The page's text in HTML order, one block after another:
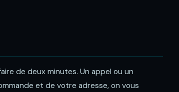
de deux minutes. Un appel ou un
et de votre adresse, on vous